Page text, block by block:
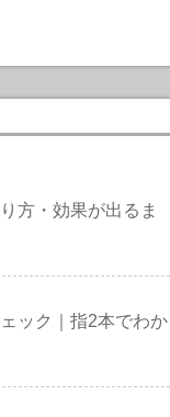
方・効果が出るま
ック｜指2本でわか